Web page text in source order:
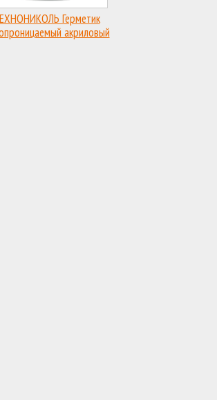
Герметик
акриловый